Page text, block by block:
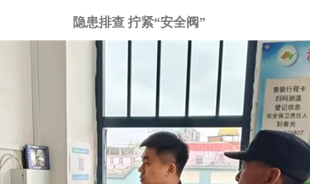
隐患排查 拧紧“安全阀”